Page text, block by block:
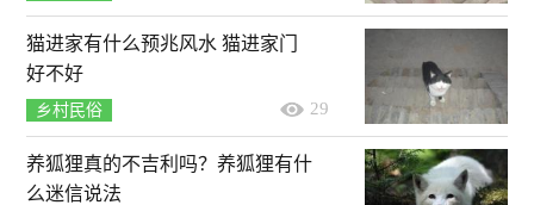
猫进家有什么预兆风水 猫进家门
好不好
乡村民俗 29
养狐狸真的不吉利吗？养狐狸有什
么迷信说法